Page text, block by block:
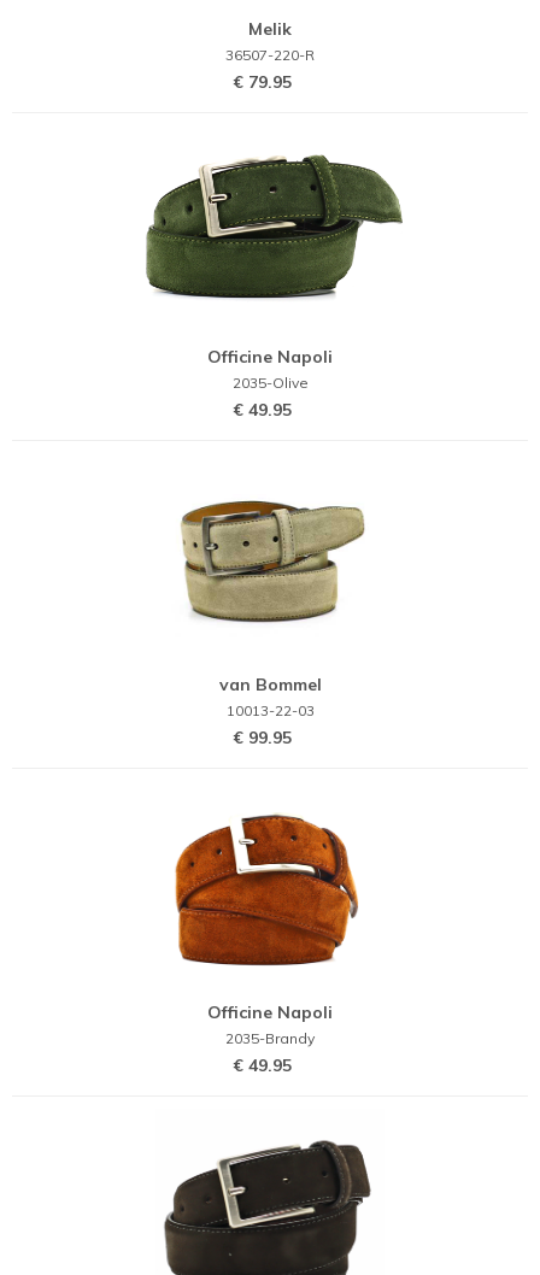
Melik
36507-220-R
€ 79.95
Officine Napoli
2035-Olive
€ 49.95
van Bommel
10013-22-03
€ 99.95
Officine Napoli
2035-Brandy
€ 49.95